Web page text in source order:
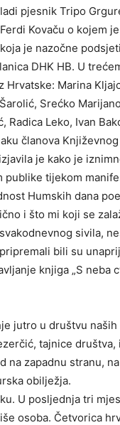
pjesnik Tripo
Kovaču o kojem
je nazočne
DHK HB. U
Hrvatske: Marina
Srećko
Leko, Ivan
članova
je kako je
publike tijekom
Humskih dana
i što mi koji se
sivila,
bili su
knjiga „S neba
jutro u društvu naših
tajnice
na zapadnu stranu,
obilježja.
U posljednja tri
osoba. Četvorica